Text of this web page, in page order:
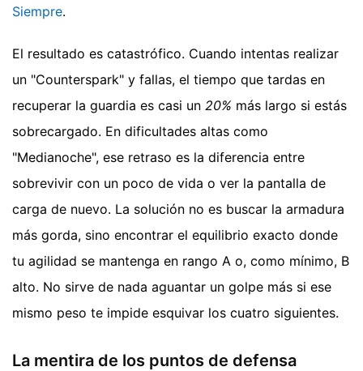
Siempre.
El resultado es catastrófico. Cuando intentas realizar
un "Counterspark" y fallas, el tiempo que tardas en
recuperar la guardia es casi un 20% más largo si estás
sobrecargado. En dificultades altas como
"Medianoche", ese retraso es la diferencia entre
sobrevivir con un poco de vida o ver la pantalla de
carga de nuevo. La solución no es buscar la armadura
más gorda, sino encontrar el equilibrio exacto donde
tu agilidad se mantenga en rango A o, como mínimo, B
alto. No sirve de nada aguantar un golpe más si ese
mismo peso te impide esquivar los cuatro siguientes.
La mentira de los puntos de defensa